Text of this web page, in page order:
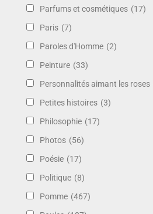
Parfums et cosmétiques (17)
Paris (7)
Paroles d'Homme (2)
Peinture (33)
Personnalités aimant les roses
Petites histoires (3)
Philosophie (17)
Photos (56)
Poésie (17)
Politique (8)
Pomme (467)